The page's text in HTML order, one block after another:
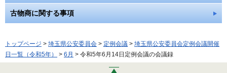
古物商に関する事項
トップページ > 埼玉県公安委員会 > 定例会議 > 埼玉県公安委員会定例会議開催
日一覧（令和5年）
> 6月 > 令和5年6月14日定例会議の会議録